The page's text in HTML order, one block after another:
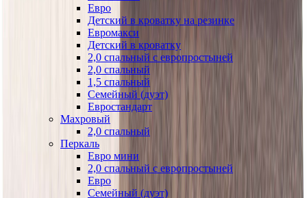
Евро
Детский в кроватку на резинке
Евромакси
Детский в кроватку
2,0 спальный с европростыней
2,0 спальный
1,5 спальный
Семейный (дуэт)
Евростандарт
Махровый
2,0 спальный
Перкаль
Евро мини
2,0 спальный с европростыней
Евро
Семейный (дуэт)